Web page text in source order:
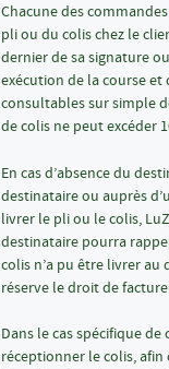
Chacune des
pli ou du colis chez le
dernier de sa signature
exécution de la course et
consultables sur simple
de colis ne peut excéder
En cas d’absence du
destinataire ou auprès
livrer le pli ou le colis,
destinataire pourra
colis n’a pu être livrer au
réserve le droit de
Dans le cas spécifique
réceptionner le colis,